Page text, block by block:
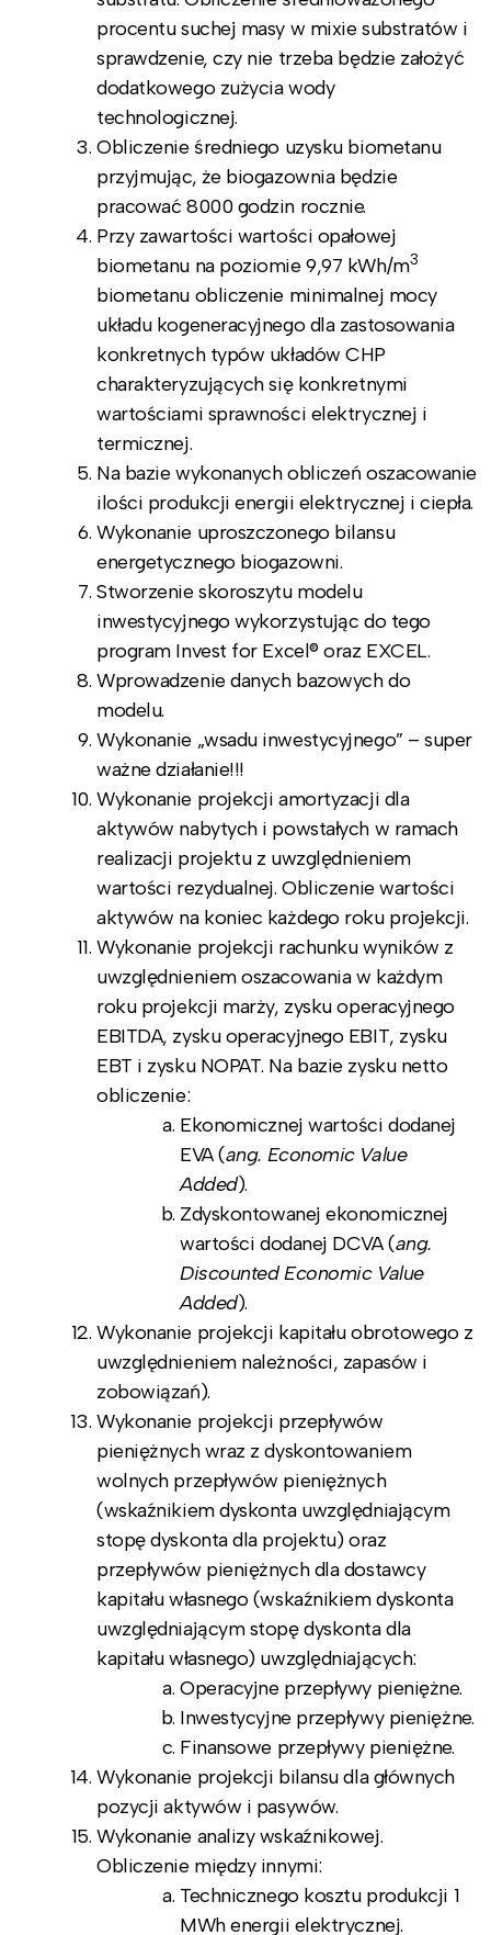
procentu suchej masy w mixie substratów i
sprawdzenie, czy nie trzeba będzie założyć
dodatkowego zużycia wody
technologicznej.
Obliczenie średniego uzysku biometanu
przyjmując, że biogazownia będzie
pracować 8000 godzin rocznie.
Przy zawartości wartości opałowej
biometanu na poziomie 9,97 kWh/m3
biometanu obliczenie minimalnej mocy
układu kogeneracyjnego dla zastosowania
konkretnych typów układów CHP
charakteryzujących się konkretnymi
wartościami sprawności elektrycznej i
termicznej.
Na bazie wykonanych obliczeń oszacowanie
ilości produkcji energii elektrycznej i ciepła.
Wykonanie uproszczonego bilansu
energetycznego biogazowni.
Stworzenie skoroszytu modelu
inwestycyjnego wykorzystując do tego
program Invest for Excel® oraz EXCEL.
Wprowadzenie danych bazowych do
modelu.
Wykonanie „wsadu inwestycyjnego” – super
ważne działanie!!!
Wykonanie projekcji amortyzacji dla
aktywów nabytych i powstałych w ramach
realizacji projektu z uwzględnieniem
wartości rezydualnej. Obliczenie wartości
aktywów na koniec każdego roku projekcji.
Wykonanie projekcji rachunku wyników z
uwzględnieniem oszacowania w każdym
roku projekcji marży, zysku operacyjnego
EBITDA, zysku operacyjnego EBIT, zysku
EBT i zysku NOPAT. Na bazie zysku netto
obliczenie:
Ekonomicznej wartości dodanej
EVA (ang. Economic Value
Added).
Zdyskontowanej ekonomicznej
wartości dodanej DCVA (ang.
Discounted Economic Value
Added).
Wykonanie projekcji kapitału obrotowego z
uwzględnieniem należności, zapasów i
zobowiązań).
Wykonanie projekcji przepływów
pieniężnych wraz z dyskontowaniem
wolnych przepływów pieniężnych
(wskaźnikiem dyskonta uwzględniającym
stopę dyskonta dla projektu) oraz
przepływów pieniężnych dla dostawcy
kapitału własnego (wskaźnikiem dyskonta
uwzględniającym stopę dyskonta dla
kapitału własnego) uwzględniających:
Operacyjne przepływy pieniężne.
Inwestycyjne przepływy pieniężne.
Finansowe przepływy pieniężne.
Wykonanie projekcji bilansu dla głównych
pozycji aktywów i pasywów.
Wykonanie analizy wskaźnikowej.
Obliczenie między innymi:
Technicznego kosztu produkcji 1
MWh energii elektrycznej.